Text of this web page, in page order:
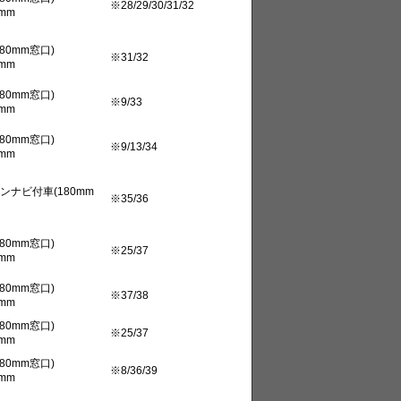
※28/29/30/31/32
窓口)
※31/32
窓口)
※9/33
窓口)
※9/13/34
ナビ付車(180mm
※35/36
窓口)
※25/37
窓口)
※37/38
窓口)
※25/37
窓口)
※8/36/39